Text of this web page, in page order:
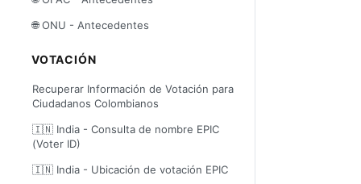
🌐 ONU - Antecedentes
VOTACIÓN
Recuperar Información de Votación para
Ciudadanos Colombianos
🇮🇳 India - Consulta de nombre EPIC
(Voter ID)
🇮🇳 India - Ubicación de votación EPIC